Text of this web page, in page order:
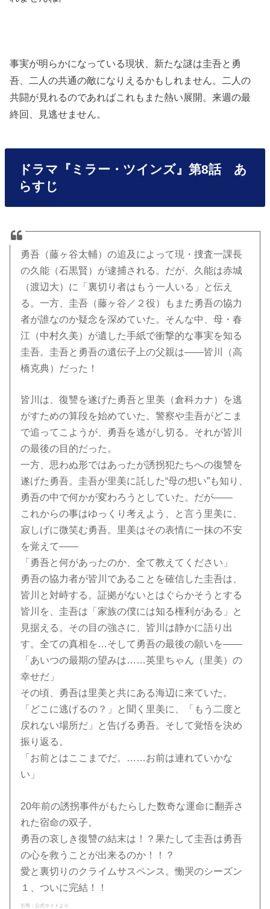
事実が明らかになっている現状、新たな謎は圭吾と勇
吾、二人の共通の敵になりえるかもしれません。二人の
共闘が見れるのであればこれもまた熱い展開。来週の最
終回、見逃せません。
ドラマ『ミラー・ツインズ』第8話 あ
らすじ
勇吾（藤ヶ谷太輔）の追及によって現・捜査一課長
の久能（石黒賢）が逮捕される。だが、久能は赤城
（渡辺大）に「裏切り者はもう一人いる」と伝え
る。一方、圭吾（藤ヶ谷／２役）もまた勇吾の協力
者が誰なのか疑念を深めていた。そんな中、母・春
江（中村久美）が遺した手紙で衝撃的な事実を知る
圭吾。圭吾と勇吾の遺伝子上の父親は――皆川（高
橋克典）だった！
皆川は、復讐を遂げた勇吾と里美（倉科カナ）を逃
がすための算段を始めていた。警察や圭吾がどこま
で追ってこようが、勇吾を逃がし切る。それが皆川
の最後の目的だった。
一方、思わぬ形ではあったが誘拐犯たちへの復讐を
遂げた勇吾。圭吾が里美に託した“母の想い”も知り、
勇吾の中で何かが変わろうとしていた。だが――
これからの事はゆっくり考えよう、と言う里美に、
寂しげに微笑む勇吾。里美はその表情に一抹の不安
を覚えて――
「勇吾と何があったのか、全て教えてください」
勇吾の協力者が皆川であることを確信した圭吾は、
皆川と対峙する。証拠がないとはぐらかそうとする
皆川を、圭吾は「家族の僕には知る権利がある」と
見据える。その目の強さに、皆川は静かに語り出
す。全ての真相を…そして勇吾の最後の願いを――
「あいつの最期の望みは……英里ちゃん（里美）の
幸せだ」
その頃、勇吾は里美と共にある海辺に来ていた。
「どこに逃げるの？」と聞く里美に、「もう二度と
戻れない場所だ」と告げる勇吾。そして覚悟を決め
振り返る。
「お前とはここまでだ。……お前は連れていかな
い」
20年前の誘拐事件がもたらした数奇な運命に翻弄さ
れた宿命の双子。
勇吾の哀しき復讐の結末は！？果たして圭吾は勇吾
の心を救うことが出来るのか！！？
愛と裏切りのクライムサスペンス。慟哭のシーズン
１、ついに完結！！
引用：公式サイトより